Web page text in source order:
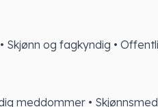
Skjønn og fagkyndig •
meddommer •